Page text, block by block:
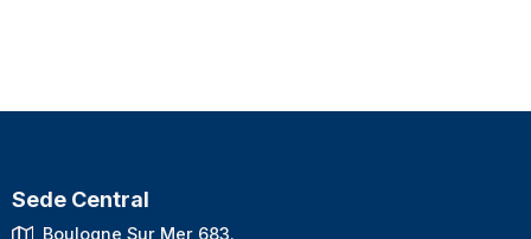
Sede Central
Boulogne Sur Mer 683.